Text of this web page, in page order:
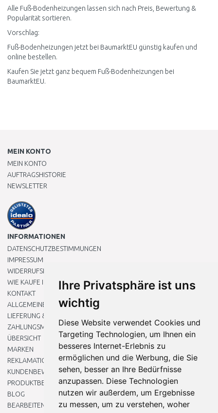
Ihre Privatsphäre ist uns
wichtig
Diese Website verwendet Cookies und
Targeting Technologien, um Ihnen ein
besseres Internet-Erlebnis zu
ermöglichen und die Werbung, die Sie
sehen, besser an Ihre Bedürfnisse
anzupassen. Diese Technologien
nutzen wir außerdem, um Ergebnisse
zu messen, um zu verstehen, woher
Alle Fuß-Bodenheizungen lassen sich nach Preis, Bewertung &
Popularität sortieren.
Vorschlag:
Fuß-Bodenheizungen jetzt bei BaumarktEU günstig kaufen und
online bestellen.
Kaufen Sie jetzt ganz bequem Fuß-Bodenheizungen bei
BaumarktEU.
MEIN KONTO
MEIN KONTO
AUFTRAGSHISTORIE
NEWSLETTER
INFORMATIONEN
DATENSCHUTZBESTIMMUNGEN
IMPRESSUM
WIDERRUFSRECHT
WIE KAUFE ICH EIN?
KONTAKT
ALLGEMEINEN GESCHÄFTSBEDINGUNGEN
LIEFERUNG & ZAHLUNG
ZAHLUNGSMETHODEN
ÜBERSICHT
MARKEN
REKLAMATIONEN UND RETOUREN
KUNDENBEWERTUNG
PRODUKTBEWERTUNG
BLOG
BEARBEITEN SIE MEINE COOKIE-EINSTELLUNGEN